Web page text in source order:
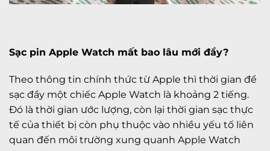
Sạc pin Apple Watch mất bao lâu mới đầy?
Theo thông tin chính thức từ Apple thì thời gian để
sạc đầy một chiếc Apple Watch là khoảng 2 tiếng.
Đó là thời gian ước lượng, còn lại thời gian sạc thực
tế của thiết bị còn phụ thuộc vào nhiều yếu tố liên
quan đến môi trường xung quanh Apple Watch